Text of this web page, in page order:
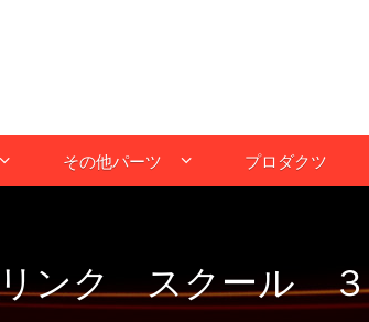
その他パーツ プロダクツ
ンク スクール ３